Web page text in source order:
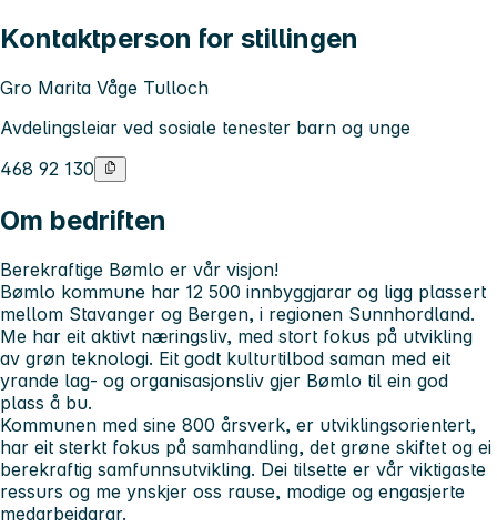
Kontaktperson for stillingen
Gro Marita Våge Tulloch
Avdelingsleiar ved sosiale tenester barn og unge
468 92 130
Om bedriften
Berekraftige Bømlo er vår visjon!
Bømlo kommune har 12 500 innbyggjarar og ligg plassert
mellom Stavanger og Bergen, i regionen Sunnhordland.
Me har eit aktivt næringsliv, med stort fokus på utvikling
av grøn teknologi. Eit godt kulturtilbod saman med eit
yrande lag- og organisasjonsliv gjer Bømlo til ein god
plass å bu.
Kommunen med sine 800 årsverk, er utviklingsorientert,
har eit sterkt fokus på samhandling, det grøne skiftet og ei
berekraftig samfunnsutvikling. Dei tilsette er vår viktigaste
ressurs og me ynskjer oss rause, modige og engasjerte
medarbeidarar.